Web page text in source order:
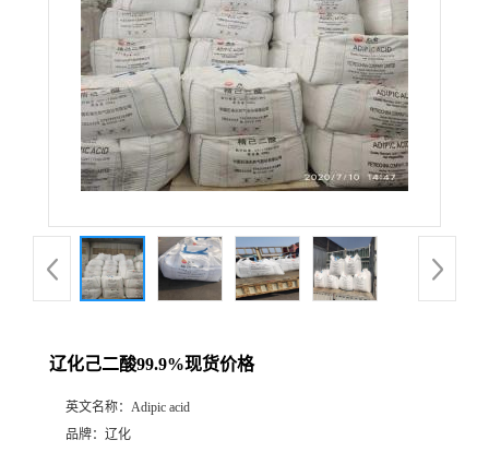
辽化己二酸99.9%现货价格
英文名称： Adipic acid
品牌： 辽化